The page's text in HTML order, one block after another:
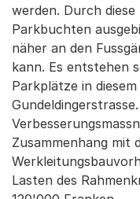
werden. Durch
Parkbuchten
näher an den
kann. Es entstehen
Parkplätze in
Zusammenhang mit
Lasten des